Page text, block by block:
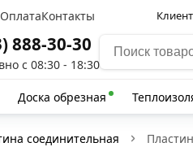
ОплатаКонтакты
888-30-30
с 08:30 - 18:30
Доска обрезная
соединительная